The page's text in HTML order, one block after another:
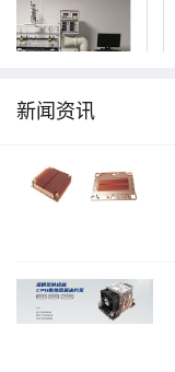
新闻资讯